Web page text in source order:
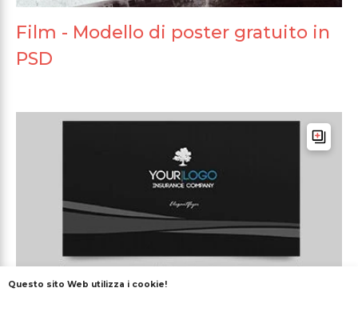
Film - Modello di poster gratuito in
PSD
Questo sito Web utilizza i cookie!